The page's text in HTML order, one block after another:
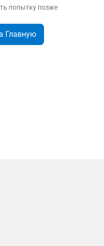
попытку позже
Главную